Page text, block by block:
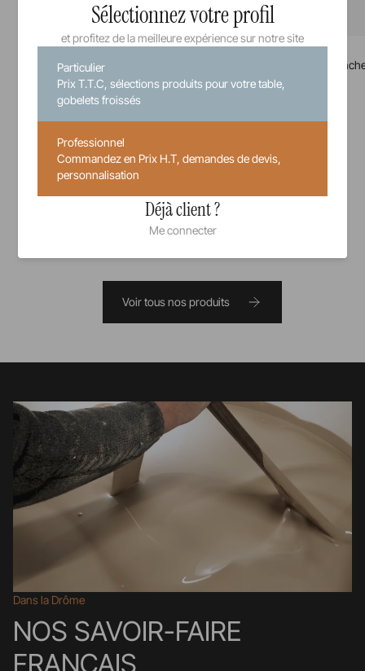
French Classics
Assiette catalane
14 cm
Prix unitaire TTC
French Classics
Cocotte à
Voir tous nos produits
Dans la Drôme
NOS SAVOIR-FAIRE
FRANÇAIS
Sélectionnez votre profil
et profitez de la meilleure expérience sur notre site
Particulier
Prix T.T.C, sélections produits pour votre table,
gobelets froissés
Professionnel
Commandez en Prix H.T, demandes de devis,
personnalisation
Déjà client ?
Me connecter